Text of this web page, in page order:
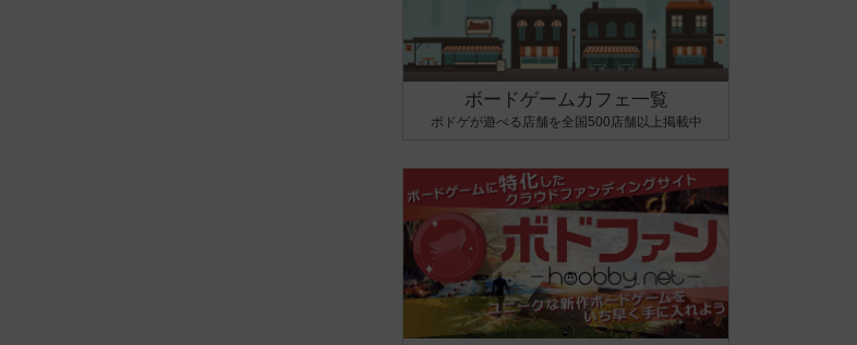
ボードゲームカフェ一覧
ボドゲが遊べる店舗を全国500店舗以上掲載中